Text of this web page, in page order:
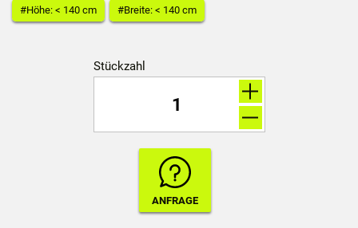
#Höhe: < 140 cm #Breite: < 140 cm
Stückzahl